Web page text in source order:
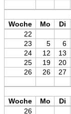
Woche
Mo Di
22
23
5 6
24
12 13
25
19 20
26
26 27
Woche
Mo Di
26